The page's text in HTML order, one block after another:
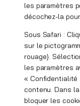
les paramètres
décochez-la
Sous Safari :
sur le
rouage).
les paramètres
« Confidentialité
contenu. Dans
bloquer les